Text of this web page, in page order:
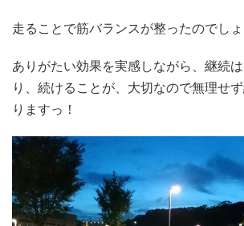
走ることで筋バランスが整ったのでし
ありがたい効果を実感しながら、継続
り、続けることが、大切なので無理せ
りますっ！